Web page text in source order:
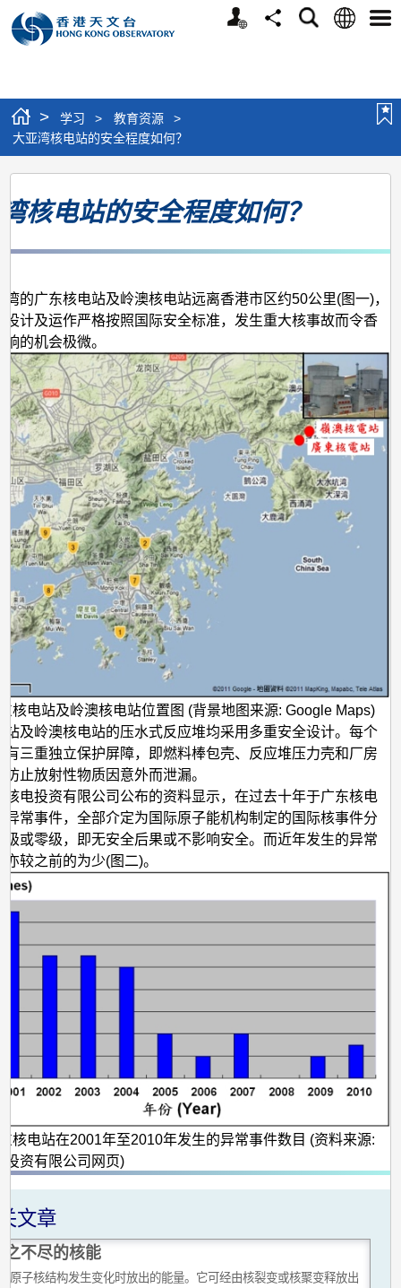
个
分
搜
语
选
> 学习 > 教育资源
>
大亚湾核电站的安全程度如何？
大
亚
电
站
的
安
全
程
度
如
何？
核电站的安全程度如何？
湾的广东核电站及岭澳核电站远离香港市区约50公里(图一)，
设计及运作严格按照国际安全标准，发生重大核事故而令香
的机会极微。
核电站及岭澳核电站位置图 (背景地图来源: Google Maps)
站及岭澳核电站的压水式反应堆均采用多重安全设计。每个
有三重独立保护屏障，即燃料棒包壳、反应堆压力壳和厂房
止放射性物质因意外而泄漏。
核电投资有限公司公布的资料显示，在过去十年于广东核电
异常事件，全部介定为国际原子能机构制定的国际核事件分
级或零级，即无安全后果或不影响安全。而近年发生的异常
较之前的为少(图二)。
核电站在2001年至2010年发生的异常事件数目 (资料来源:
投资有限公司网页)
文章
之不尽的核能
原子核结构发生变化时放出的能量。它可经由核裂变或核聚变释放出